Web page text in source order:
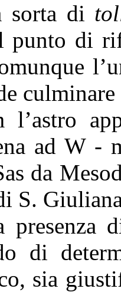
sorta di
punto di
l’astro
ad W -
da
S.
presenza
di
sia